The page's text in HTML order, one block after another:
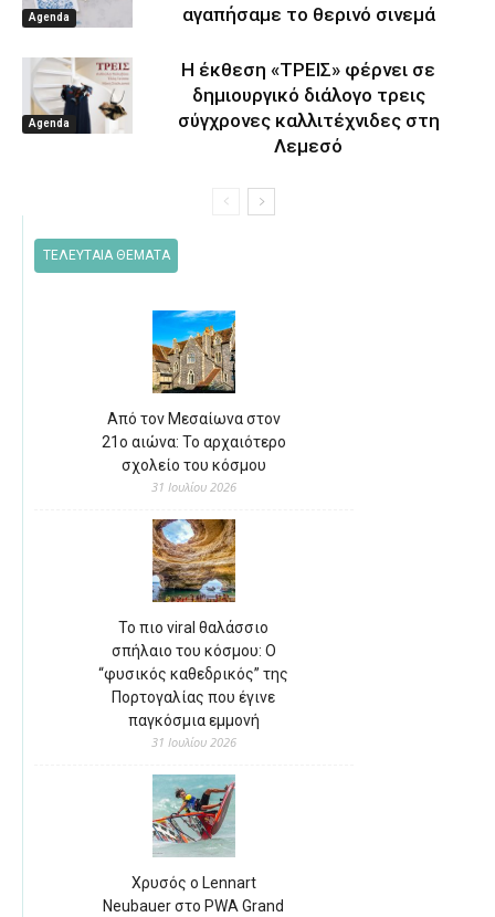
Agenda
αγαπήσαμε το θερινό σινεμά
Agenda
Η έκθεση «ΤΡΕΙΣ» φέρνει σε
δημιουργικό διάλογο τρεις
σύγχρονες καλλιτέχνιδες στη
Λεμεσό
ΤΕΛΕΥΤΑΙΑ ΘΕΜΑΤΑ
Από τον Μεσαίωνα στον
21ο αιώνα: Το αρχαιότερο
σχολείο του κόσμου
31 Ιουλίου 2026
Το πιο viral θαλάσσιο
σπήλαιο του κόσμου: Ο
“φυσικός καθεδρικός” της
Πορτογαλίας που έγινε
παγκόσμια εμμονή
31 Ιουλίου 2026
Χρυσός ο Lennart
Neubauer στο PWA Grand